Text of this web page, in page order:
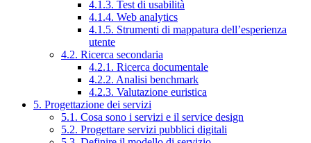
4.1.3. Test di usabilità
4.1.4. Web analytics
4.1.5. Strumenti di mappatura dell’esperienza
utente
4.2. Ricerca secondaria
4.2.1. Ricerca documentale
4.2.2. Analisi benchmark
4.2.3. Valutazione euristica
5. Progettazione dei servizi
5.1. Cosa sono i servizi e il service design
5.2. Progettare servizi pubblici digitali